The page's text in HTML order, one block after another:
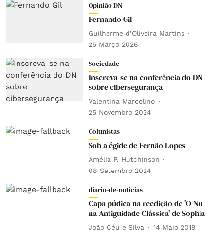
Opinião DN
Fernando Gil
Guilherme d’Oliveira Martins
25 Março 2026
Sociedade
Inscreva-se na conferência do DN
sobre cibersegurança
Valentina Marcelino
25 Novembro 2024
Colunistas
Sob a égide de Fernão Lopes
Amélia P. Hutchinson
08 Setembro 2024
diario-de-noticias
Capa púdica na reedição de 'O Nu
na Antiguidade Clássica' de Sophia
João Céu e Silva 14 Maio 2019